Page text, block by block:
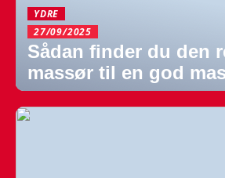
YDRE
27/09/2025
Sådan finder du den
massør til en god